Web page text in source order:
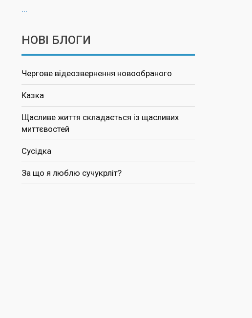
...
НОВІ БЛОГИ
Чергове відеозвернення новообраного
Казка
Щасливе життя складається із щасливих
миттєвостей
Сусідка
За що я люблю сучукрліт?